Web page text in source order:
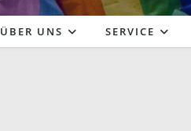
ÜBER UNS SERVICE